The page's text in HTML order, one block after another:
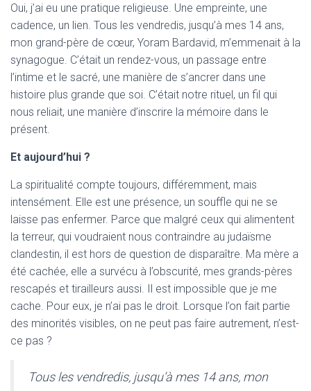
Oui, j’ai eu une pratique religieuse. Une empreinte, une
cadence, un lien. Tous les vendredis, jusqu’à mes 14 ans,
mon grand-père de cœur, Yoram Bardavid, m’emmenait à la
synagogue. C’était un rendez-vous, un passage entre
l’intime et le sacré, une manière de s’ancrer dans une
histoire plus grande que soi. C’était notre rituel, un fil qui
nous reliait, une manière d’inscrire la mémoire dans le
présent.
Et aujourd’hui ?
La spiritualité compte toujours, différemment, mais
intensément. Elle est une présence, un souffle qui ne se
laisse pas enfermer. Parce que malgré ceux qui alimentent
la terreur, qui voudraient nous contraindre au judaïsme
clandestin, il est hors de question de disparaître. Ma mère a
été cachée, elle a survécu à l’obscurité, mes grands-pères
rescapés et tirailleurs aussi. Il est impossible que je me
cache. Pour eux, je n’ai pas le droit. Lorsque l’on fait partie
des minorités visibles, on ne peut pas faire autrement, n’est-
ce pas ?
Tous les vendredis, jusqu’à mes 14 ans, mon